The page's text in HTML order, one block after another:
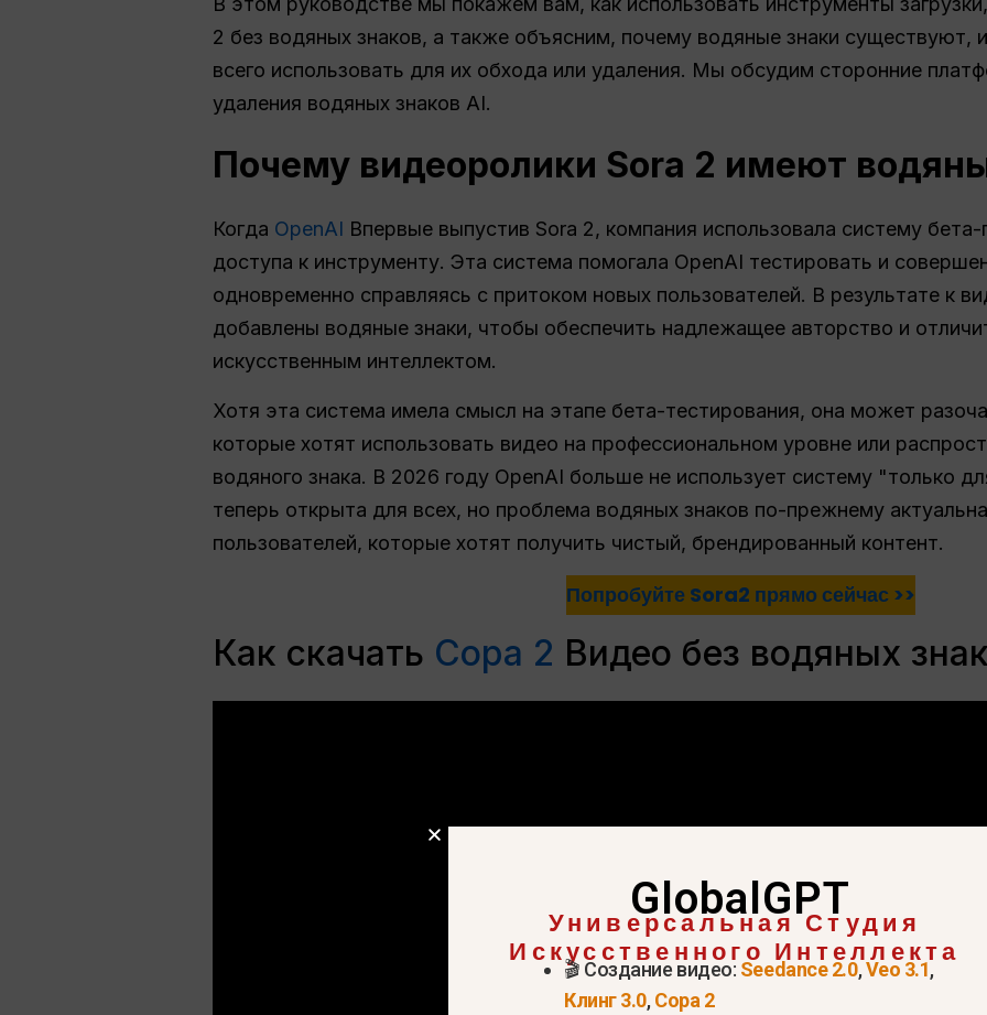
2 без водяных знаков, а также объясним, почему водяные знаки существуют,
всего использовать для их обхода или удаления. Мы обсудим сторонние
удаления водяных знаков AI.
Почему видеоролики Sora 2 имеют
Когда OpenAI Впервые выпустив Sora 2, компания использовала систему
доступа к инструменту. Эта система помогала OpenAI тестировать и
одновременно справляясь с притоком новых пользователей. В результате к
добавлены водяные знаки, чтобы обеспечить надлежащее авторство и
искусственным интеллектом.
Хотя эта система имела смысл на этапе бета-тестирования, она может
которые хотят использовать видео на профессиональном уровне или
водяного знака. В 2026 году OpenAI больше не использует систему "только
теперь открыта для всех, но проблема водяных знаков по-прежнему
пользователей, которые хотят получить чистый, брендированный контент.
Попробуйте Sora2 прямо сейчас >>
Как скачать Сора 2 Видео без водяных
GlobalGPT
Универсальная Студия
Искусственного Интеллекта
🎬 Создание видео: Seedance 2.0,Veo 3.1,
Клинг 3.0,Сора 2